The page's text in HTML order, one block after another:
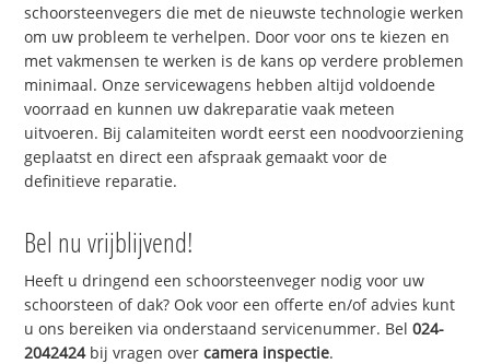
schoorsteenvegers die met de nieuwste technologie werken
om uw probleem te verhelpen. Door voor ons te kiezen en
met vakmensen te werken is de kans op verdere problemen
minimaal. Onze servicewagens hebben altijd voldoende
voorraad en kunnen uw dakreparatie vaak meteen
uitvoeren. Bij calamiteiten wordt eerst een noodvoorziening
geplaatst en direct een afspraak gemaakt voor de
definitieve reparatie.
Bel nu vrijblijvend!
Heeft u dringend een schoorsteenveger nodig voor uw
schoorsteen of dak? Ook voor een offerte en/of advies kunt
u ons bereiken via onderstaand servicenummer. Bel024-
2042424bij vragen overcamera inspectie.